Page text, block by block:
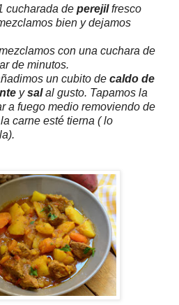
cucharada de perejilfresco
bien y dejamos
con una cuchara de
de minutos.
un cubito de caldo de
ysalal gusto. Tapamos la
a fuego medio removiendo de
carne esté tierna ( lo